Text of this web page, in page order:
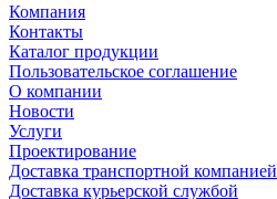
Компания
Контакты
Каталог продукции
Пользовательское соглашение
О компании
Новости
Услуги
Проектирование
Доставка транспортной компанией
Доставка курьерской службой